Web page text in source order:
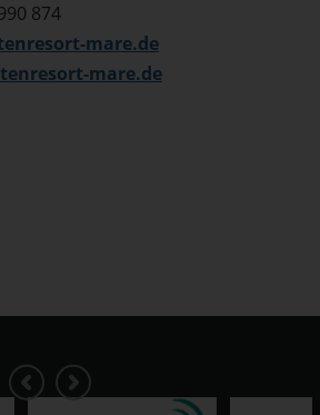
874
mare.de
mare.de